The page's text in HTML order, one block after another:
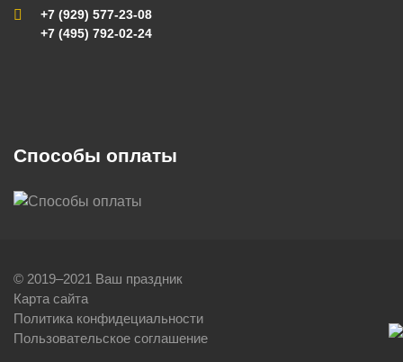
+7 (929) 577-23-08
+7 (495) 792-02-24
Способы оплаты
© 2019–2021 Ваш праздник
Карта сайта
Политика конфидециальности
Пользовательское соглашение